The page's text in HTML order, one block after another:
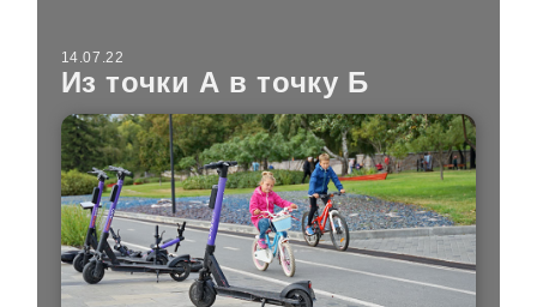
14.07.22
Из точки А в точку Б